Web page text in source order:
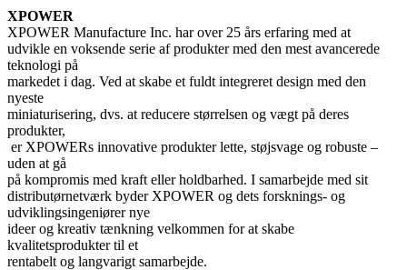
XPOWER
XPOWER Manufacture Inc. har over 25 års erfaring med at
udvikle en voksende serie af produkter med den mest avancerede
teknologi på
markedet i dag. Ved at skabe et fuldt integreret design med den
nyeste
miniaturisering, dvs. at reducere størrelsen og vægt på deres
produkter,
er XPOWERs innovative produkter lette, støjsvage og robuste –
uden at gå
på kompromis med kraft eller holdbarhed. I samarbejde med sit
distributørnetværk byder XPOWER og dets forsknings- og
udviklingsingeniører nye
ideer og kreativ tænkning velkommen for at skabe
kvalitetsprodukter til et
rentabelt og langvarigt samarbejde.